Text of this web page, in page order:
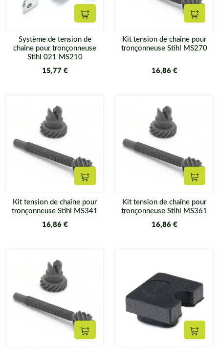
Ajouter au panier
Système de tension de
chaîne pour tronçonneuse
Stihl 021 MS210
15,77 €
Kit tension de chaîne pour
tronçonneuse Stihl MS270
16,86 €
Ajouter au panier
Kit tension de chaîne pour
tronçonneuse Stihl MS341
16,86 €
Kit tension de chaîne pour
tronçonneuse Stihl MS361
16,86 €
Ajouter au panier